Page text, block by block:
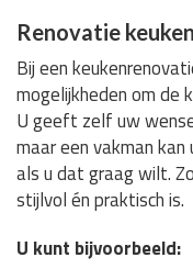
Renovatie
Bij een
mogelijkheden om de
U geeft zelf uw
maar een vakman
als u dat graag wilt.
stijlvol én praktisch is.
U kunt bijvoorbeeld: